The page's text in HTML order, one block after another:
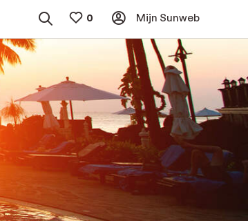
Mijn Sunweb